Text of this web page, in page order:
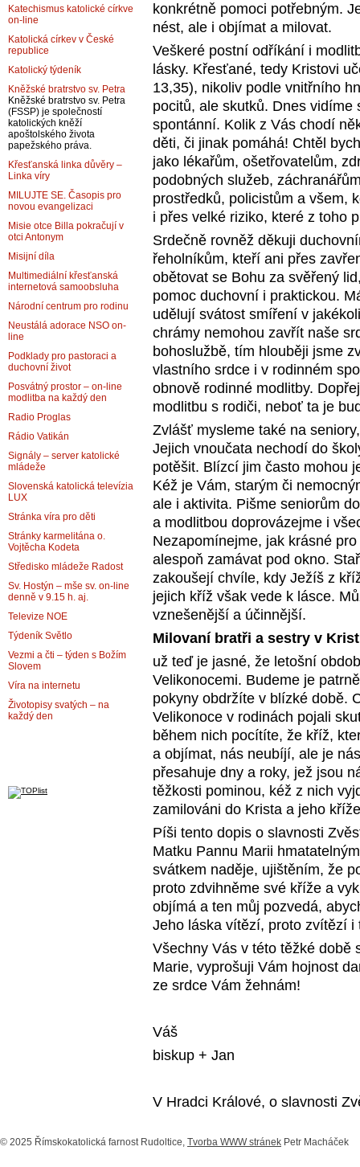
konkrétně pomoci potřebným.
nést, ale i objímat a milovat.
Veškeré postní odříkání i
lásky. Křesťané, tedy Kristovi
13,35), nikoliv podle vnitřního
pocitů, ale skutků. Dnes
spontánní. Kolik z Vás chodí
děti, či jinak pomáhá! Chtěl
jako lékařům, ošetřovatelům,
podobných služeb,
prostředků, policistům a všem,
i přes velké riziko, které z toho
Srdečně rovněž děkuji
řeholníkům, kteří ani přes
obětovat se Bohu za svěřený
pomoc duchovní i praktickou.
udělují svátost smíření v
chrámy nemohou zavřít naše
bohoslužbě, tím hlouběji jsme
vlastního srdce i v rodinném
obnově rodinné modlitby.
modlitbu s rodiči, neboť ta je
Zvlášť mysleme také na
Jejich vnoučata nechodí do
potěšit. Blízcí jim často mohou
Kéž je Vám, starým či
ale i aktivita. Pišme seniorům
a modlitbou doprovázejme i
Nezapomínejme, jak krásné
alespoň zamávat pod okno.
zakoušejí chvíle, kdy Ježíš z
jejich kříž však vede k lásce.
vznešenější a účinnější.
Milovaní bratři a sestry v
už teď je jasné, že letošní
Velikonocemi. Budeme je
pokyny obdržíte v blízké době.
Velikonoce v rodinách pojali
během nich pocítíte, že kříž,
a objímat, nás neubíjí, ale je
přesahuje dny a roky, jež jsou
těžkosti pominou, kéž z nich
zamilováni do Krista a jeho
Píši tento dopis o slavnosti
Matku Pannu Marii
svátkem naděje, ujištěním, že
proto zdvihněme své kříže a
objímá a ten můj pozvedá,
Jeho láska vítězí, proto zvítězí i
Všechny Vás v této těžké době
Marie, vyprošuji Vám hojnost
ze srdce Vám žehnám!
Váš
biskup + Jan
V Hradci Králové, o slavnosti
Katechismus katolické církve
on-line
Katolická církev v České
republice
Katolický týdeník
Kněžské bratrstvo sv. Petra
Kněžské bratrstvo sv. Petra
(FSSP) je společností
katolických kněží
apoštolského života
papežského práva.
Křesťanská linka důvěry –
Linka víry
MILUJTE SE. Časopis pro
novou evangelizaci
Misie otce Billa pokračují v
otci Antonym
Misijní díla
Multimediální křesťanská
internetová samoobsluha
Národní centrum pro rodinu
Neustálá adorace NSO on-
line
Podklady pro pastoraci a
duchovní život
Posvátný prostor – on-line
modlitba na každý den
Radio Proglas
Rádio Vatikán
Signály – server katolické
mládeže
Slovenská katolická televízia
LUX
Stránka víra pro děti
Stránky karmelitána o.
Vojtěcha Kodeta
Středisko mládeže Radost
Sv. Hostýn – mše sv. on-line
denně v 9.15 h. aj.
Televize NOE
Týdeník Světlo
Vezmi a čti – týden s Božím
Slovem
Víra na internetu
Životopisy svatých – na
každý den
© 2025 Římskokatolická farnost Rudoltice, Tvorba WWW stránek Petr Macháček